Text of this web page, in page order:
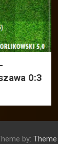
0:3
by: